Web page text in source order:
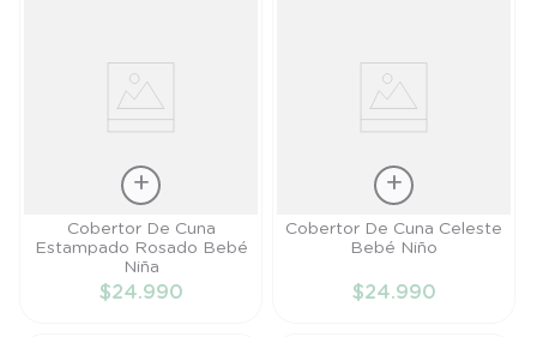
TallaCobertor De Cuna
Estampado Rosado Bebé
Niña
$24.990
Talla
Cobertor De Cuna Celeste
Bebé Niño
$24.990